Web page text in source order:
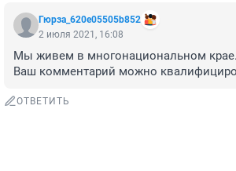
Гюрза_620e05505b852
2 июля 2021, 16:08
Мы живем в многонациональном крае.
Ваш комментарий можно
ОТВЕТИТЬ